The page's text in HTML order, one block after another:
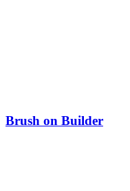
Brush on Builder